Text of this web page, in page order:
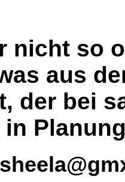
nicht so
aus
der bei